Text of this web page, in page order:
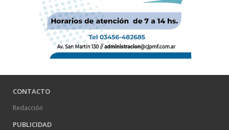
CONTACTO
Redacción
PUBLICIDAD